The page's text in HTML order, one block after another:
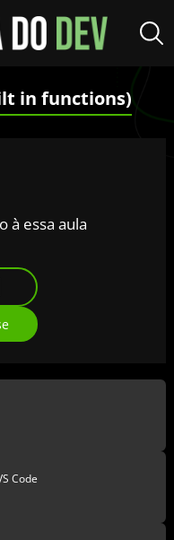
in functions)
à essa aula
Code